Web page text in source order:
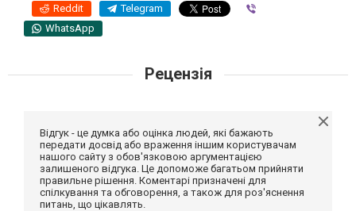
Reddit Telegram
WhatsApp
Рецензія
Відгук - це думка або оцінка людей, які бажають
передати досвід або враження іншим користувачам
нашого сайту з обов'язковою аргументацією
залишеного відгука. Це допоможе багатьом прийняти
правильне рішення. Коментарі призначені для
спілкування та обговорення, а також для роз'яснення
питань, що цікавлять.